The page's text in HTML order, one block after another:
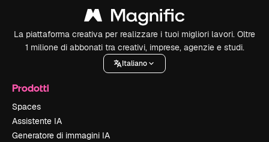
La piattaforma creativa per realizzare i tuoi migliori lavori. Oltre
1 milione di abbonati tra creativi, imprese, agenzie e studi.
Italiano
Prodotti
Spaces
Assistente IA
Generatore di immagini IA